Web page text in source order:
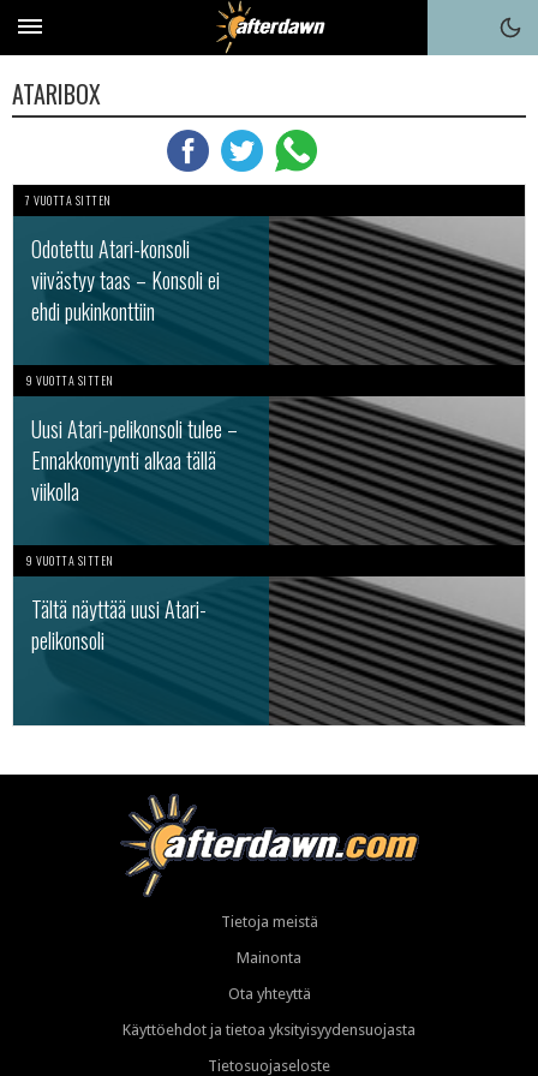
ATARIBOX
7 VUOTTA SITTEN
Odotettu Atari-konsoli
viivästyy taas – Konsoli ei
ehdi pukinkonttiin
9 VUOTTA SITTEN
Uusi Atari-pelikonsoli tulee –
Ennakkomyynti alkaa tällä
viikolla
9 VUOTTA SITTEN
Tältä näyttää uusi Atari-
pelikonsoli
Tietoja meistä
Mainonta
Ota yhteyttä
Käyttöehdot ja tietoa yksityisyydensuojasta
Tietosuojaseloste